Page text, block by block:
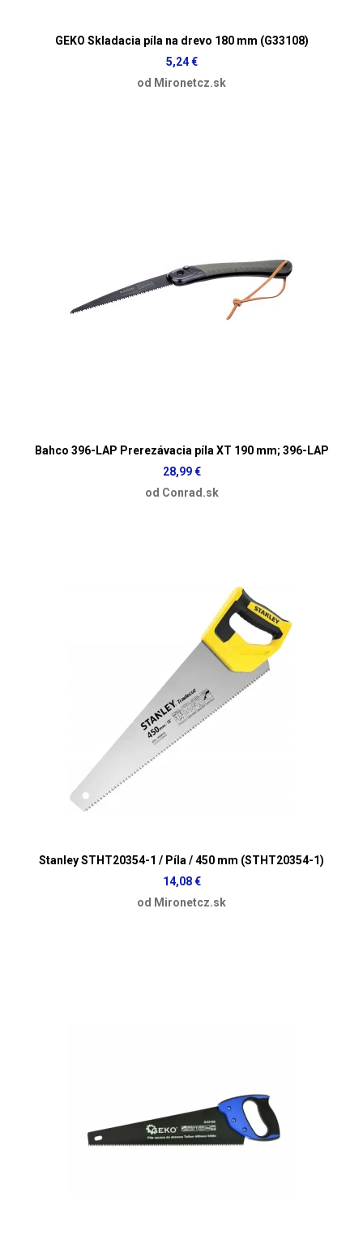
GEKO Skladacia píla na drevo 180 mm (G33108)
5,24 €
od Mironetcz.sk
Bahco 396-LAP Prerezávacia píla XT 190 mm; 396-LAP
28,99 €
od Conrad.sk
Stanley STHT20354-1 / Píla / 450 mm (STHT20354-1)
14,08 €
od Mironetcz.sk